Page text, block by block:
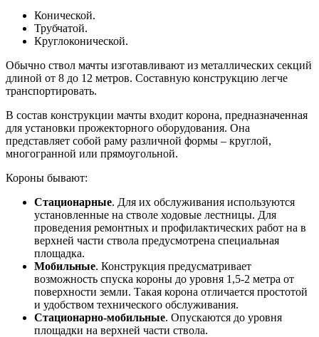
Конической.
Трубчатой.
Круглоконической.
Обычно ствол мачты изготавливают из металлических секций
длиной от 8 до 12 метров. Составную конструкцию легче
транспортировать.
В состав конструкции мачты входит корона, предназначенная
для установки прожекторного оборудования. Она
представляет собой раму различной формы – круглой,
многогранной или прямоугольной.
Короны бывают:
Стационарные. Для их обслуживания используются
установленные на стволе ходовые лестницы. Для
проведения ремонтных и профилактических работ на в
верхней части ствола предусмотрена специальная
площадка.
Мобильные. Конструкция предусматривает
возможность спуска короны до уровня 1,5-2 метра от
поверхности земли. Такая корона отличается простотой
и удобством технического обслуживания.
Стационарно-мобильные. Опускаются до уровня
площадки на верхней части ствола.